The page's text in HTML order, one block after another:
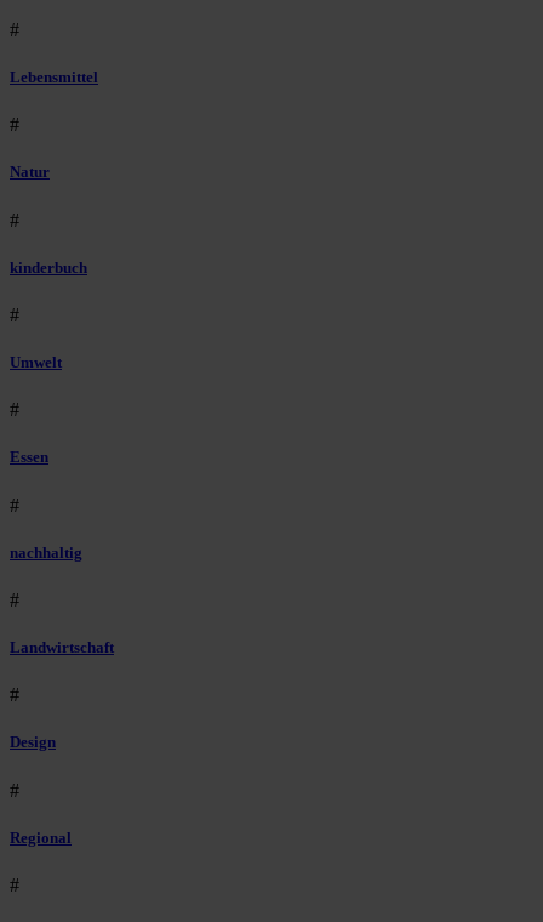
#
Lebensmittel
#
Natur
#
kinderbuch
#
Umwelt
#
Essen
#
nachhaltig
#
Landwirtschaft
#
Design
#
Regional
#